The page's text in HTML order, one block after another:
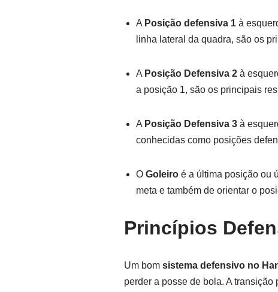
A Posição defensiva 1 à
linha lateral da quadra, são os
A Posição Defensiva 2 à
a posição 1, são os principais
A Posição Defensiva 3 à
conhecidas como posições
O Goleiro é a última posição ou
meta e também de orientar o
Princípios
Um bom sistema defensivo no
perder a posse de bola. A